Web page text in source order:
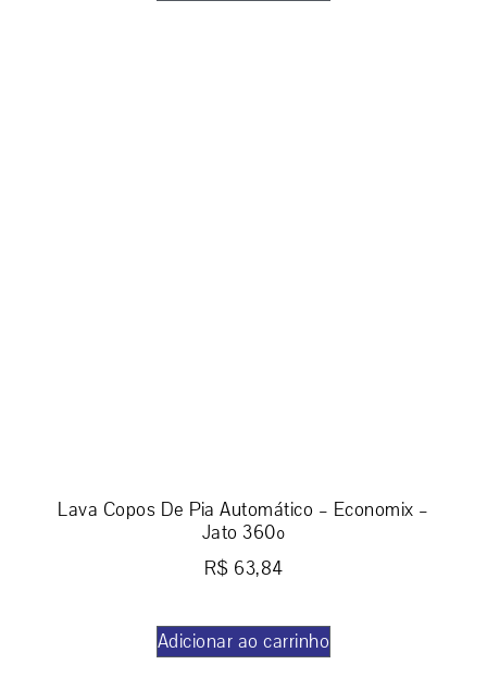
Lava Copos De Pia Automático – Economix –
Jato 360º
R$ 63,84
Adicionar ao carrinho